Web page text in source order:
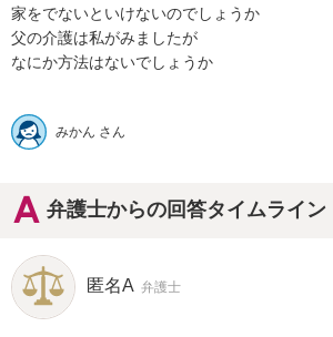
家をでないといけないのでしょうか
父の介護は私がみましたが
なにか方法はないでしょうか
みかん さん
弁護士からの回答タイムライン
匿名A 弁護士